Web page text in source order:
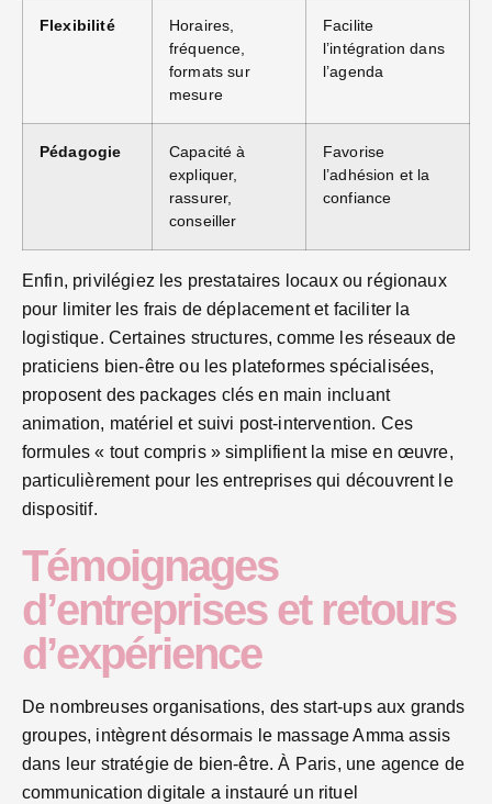
Flexibilité
Horaires,
fréquence,
formats sur
mesure
Facilite
l’intégration dans
l’agenda
Pédagogie
Capacité à
expliquer,
rassurer,
conseiller
Favorise
l’adhésion et la
confiance
Enfin, privilégiez les prestataires locaux ou régionaux
pour limiter les frais de déplacement et faciliter la
logistique. Certaines structures, comme les réseaux de
praticiens bien-être ou les plateformes spécialisées,
proposent des packages clés en main incluant
animation, matériel et suivi post-intervention. Ces
formules « tout compris » simplifient la mise en œuvre,
particulièrement pour les entreprises qui découvrent le
dispositif.
Témoignages
d’entreprises et retours
d’expérience
De nombreuses organisations, des start-ups aux grands
groupes, intègrent désormais le massage Amma assis
dans leur stratégie de bien-être. À Paris, une agence de
communication digitale a instauré un rituel